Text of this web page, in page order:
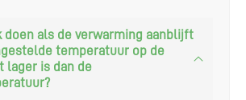
doen als de verwarming aanblijft
temperatuur op de
lager is dan de